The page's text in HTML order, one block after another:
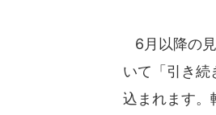
6月以降の
いて「引き続
込まれます。